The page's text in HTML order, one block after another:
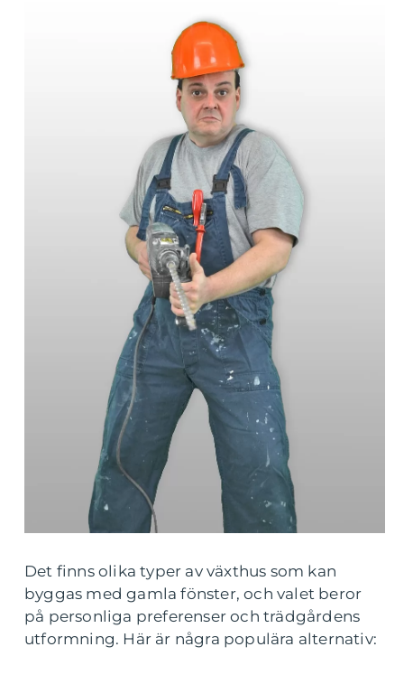
Det finns olika typer av växthus som kan
byggas med gamla fönster, och valet beror
på personliga preferenser och trädgårdens
utformning. Här är några populära alternativ: